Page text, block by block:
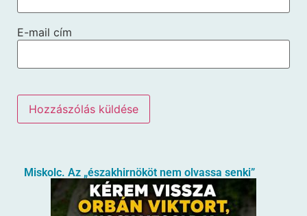
E-mail cím
Miskolc. Az „északhirnököt nem olvassa senki”